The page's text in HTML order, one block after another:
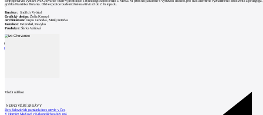
grafika Františka Buranta. Obě expozice bude možné navštívit až do 2. listopadu.
Kurátor:
Jindřich Vybíral
Grafický design:Žofia Kosová
Architektura: Lujza Lehocká, Matěj Peterka
Instalace: Extended, Revyko
Produkce:Šárka Váňová
0
přidat komentář
Vložit událost
NEJNOVĚJŠÍ ZPRÁVY
Den židovských památek dnes otevře v Čes
V Horním Maršově v Krkonoších začaly prá